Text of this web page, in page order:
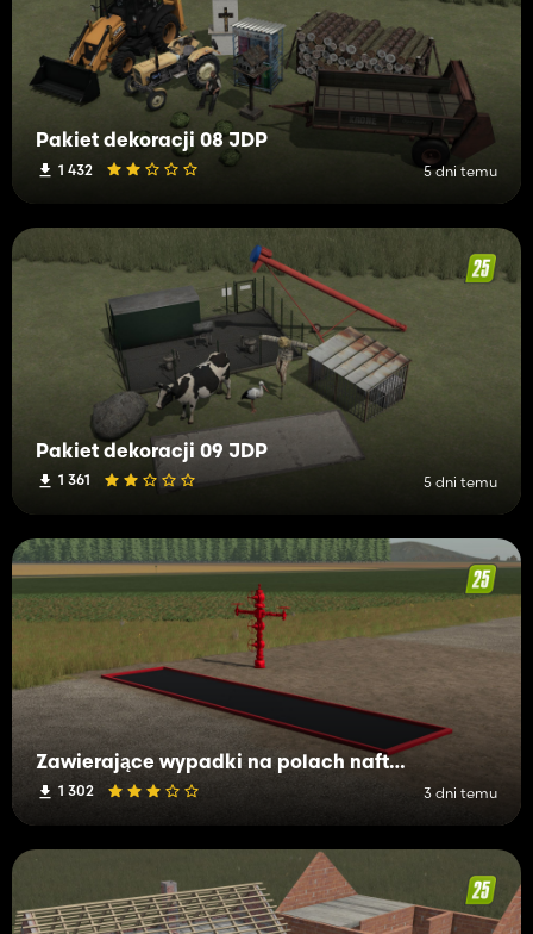
Pakiet dekoracji 08 JDP
1 432 5 dni temu
Pakiet dekoracji 09 JDP
1 361 5 dni temu
Zawierające wypadki na polach naftowych
1 302 3 dni temu